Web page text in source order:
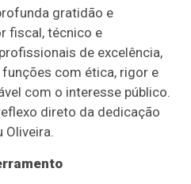
gratidão e
fiscal, técnico e
de excelência,
com ética, rigor e
com o interesse público.
direto da dedicação
Oliveira.